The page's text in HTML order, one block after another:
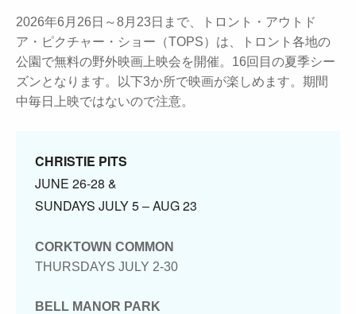
2026年6月26日～8月23日まで、トロント・アウトド
ア・ピクチャー・ショー（TOPS）は、トロント各地の
公園で無料の野外映画上映会を開催。16回目の夏季シー
ズンとなります。以下3か所で映画が楽しめます。期間
中毎日上映ではないので注意。
CHRISTIE PITS
JUNE 26-28 &
SUNDAYS JULY 5 – AUG 23
CORKTOWN COMMON
THURSDAYS JULY 2-30
BELL MANOR PARK